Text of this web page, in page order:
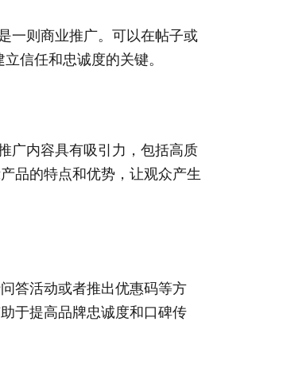
一则商业推广。可以在帖子或
信任和忠诚度的关键。
广内容具有吸引力，包括高质
品的特点和优势，让观众产生
答活动或者推出优惠码等方
于提高品牌忠诚度和口碑传